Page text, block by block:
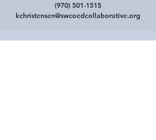
(970) 501-1515
kchristensen@swcoedcollaborative.org
Horario y ubicación